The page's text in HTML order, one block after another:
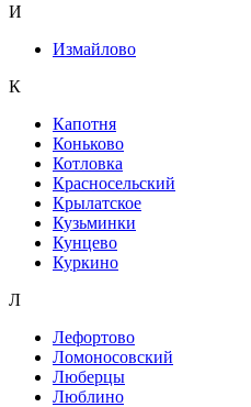
И
Измайлово
К
Капотня
Коньково
Котловка
Красносельский
Крылатское
Кузьминки
Кунцево
Куркино
Л
Лефортово
Ломоносовский
Люберцы
Люблино